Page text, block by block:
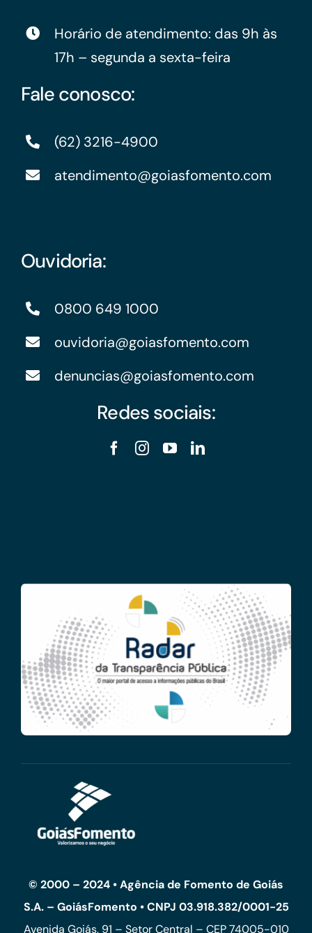
Horário de atendimento: das 9h às
17h – segunda a sexta-feira
Fale conosco:
(62) 3216-4900
atendimento@goiasfomento.com
Ouvidoria:
0800 649 1000
ouvidoria@goiasfomento.com
denuncias@goiasfomento.com
Redes sociais:
© 2000 – 2024 • Agência de Fomento de Goiás
S.A. – GoiásFomento • CNPJ 03.918.382/0001-25
Avenida Goiás, 91 – Setor Central – CEP 74005-010